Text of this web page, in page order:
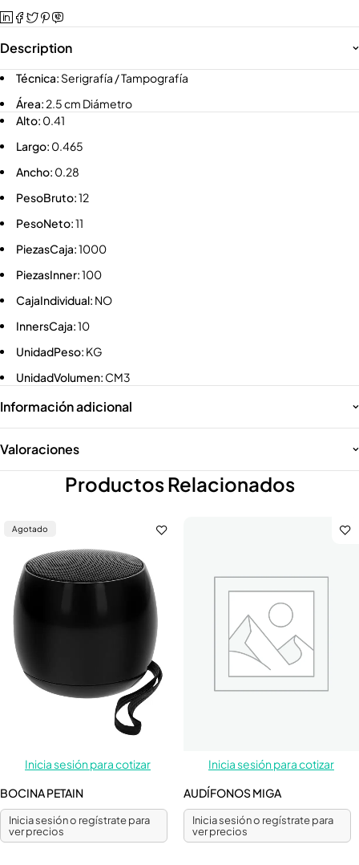
Description
Técnica: Serigrafía / Tampografía
Área: 2.5 cm Diámetro
Alto: 0.41
Largo: 0.465
Ancho: 0.28
PesoBruto:12
PesoNeto:11
PiezasCaja:1000
PiezasInner:100
CajaIndividual: NO
InnersCaja:10
UnidadPeso: KG
UnidadVolumen: CM3
Información adicional
Valoraciones
Productos Relacionados
Agotado
Inicia sesión para cotizar
BOCINA PETAIN
Inicia sesión o regístrate para
ver precios
Inicia sesión para cotizar
AUDÍFONOS MIGA
Inicia sesión o regístrate para
ver precios